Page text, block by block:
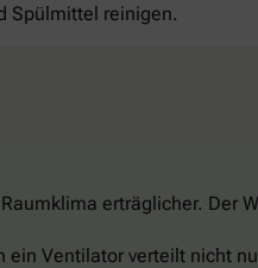
Spülmittel reinigen.
erträglicher. Der
Ventilator verteilt nicht